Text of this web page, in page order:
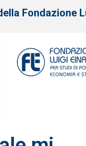
Fondazione